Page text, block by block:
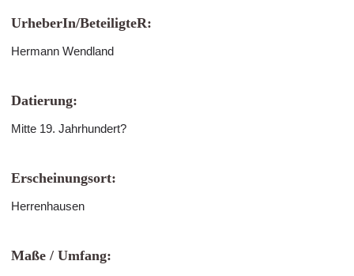
UrheberIn/BeteiligteR:
Hermann Wendland
Datierung:
Mitte 19. Jahrhundert?
Erscheinungsort:
Herrenhausen
Maße / Umfang: